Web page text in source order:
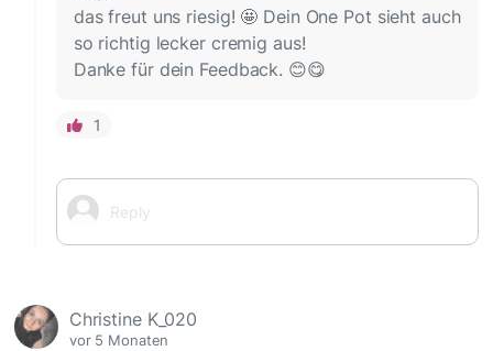
das freut uns riesig! 🤩 Dein One Pot sieht auch
so richtig lecker cremig aus!
Danke für dein Feedback. 😊😋
1
Christine K_020
vor 5 Monaten